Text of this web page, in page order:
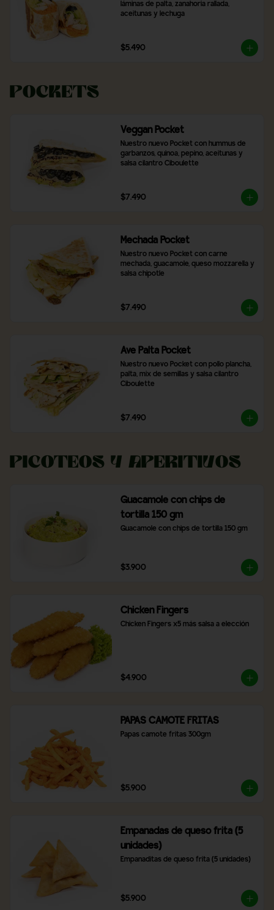
láminas de palta, zanahoria rallada,
aceitunas y lechuga
$5.490
Pockets
Veggan Pocket
Nuestro nuevo Pocket con hummus de
garbanzos, quinoa, pepino, aceitunas y
salsa cilantro Ciboulette
$7.490
Mechada Pocket
Nuestro nuevo Pocket con carne
mechada, guacamole, queso mozzarella y
salsa chipotle
$7.490
Ave Palta Pocket
Nuestro nuevo Pocket con pollo plancha,
palta, mix de semillas y salsa cilantro
Ciboulette
$7.490
Picoteos y Aperitivos
Guacamole con chips de
tortilla 150 gm
Guacamole con chips de tortilla 150 gm
$3.900
Chicken Fingers
Chicken Fingers x5 más salsa a elección
$4.900
PAPAS CAMOTE FRITAS
Papas camote fritas 300gm
$5.900
Empanadas de queso frita (5
unidades)
Empanaditas de queso frita (5 unidades)
$5.900